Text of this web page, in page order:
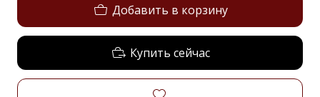
Добавить в корзину
Купить сейчас